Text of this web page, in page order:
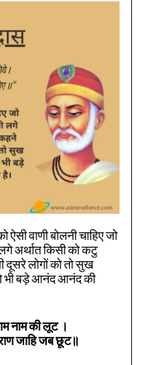
वाणी बोलनी चाहिए जो
अर्थात किसी को कटु
दूसरे लोगों को तो सुख
भी बड़े आनंद आनंद की
नाम की लूट ।
जाहि जब छूट॥